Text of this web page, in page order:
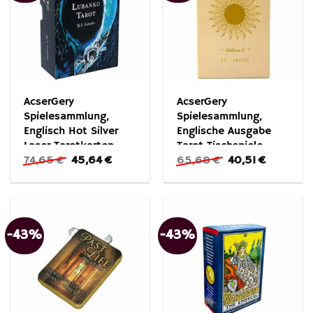
AcserGery
Spielesammlung,
Englisch Hot Silver
Laser Tarotkarten
74,65€ Ursprünglicher
war:
45,64€
ist:
AcserGery
Spielesammlung,
Englische Ausgabe
Tarot Tischspiele
Unterhaltungskarten
65,68€ Ursprünglicher
war:
40,51€
ist:
-43% -43%